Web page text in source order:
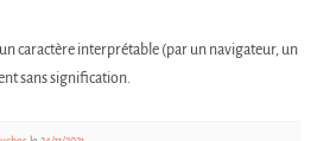
caractère interprétable (par un navigateur, un
sans signification.